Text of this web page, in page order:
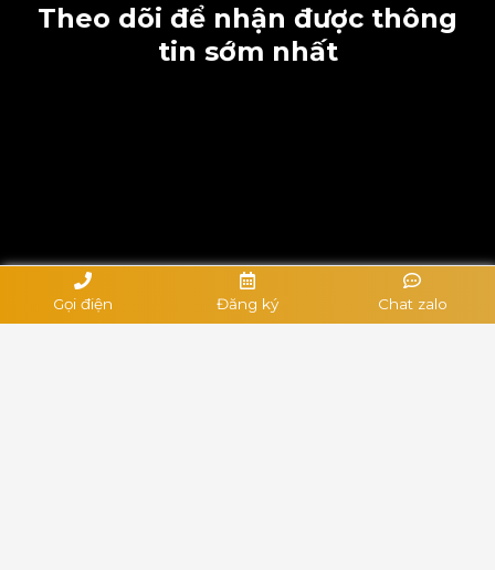
Theo dõi để nhận được thông
tin sớm nhất
Gọi điện Đăng ký Chat zalo